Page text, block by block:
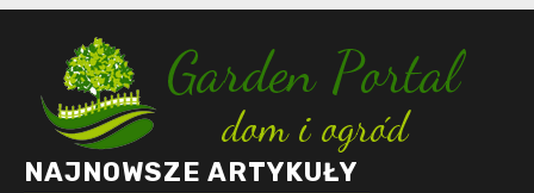
NAJNOWSZE ARTYKUŁY